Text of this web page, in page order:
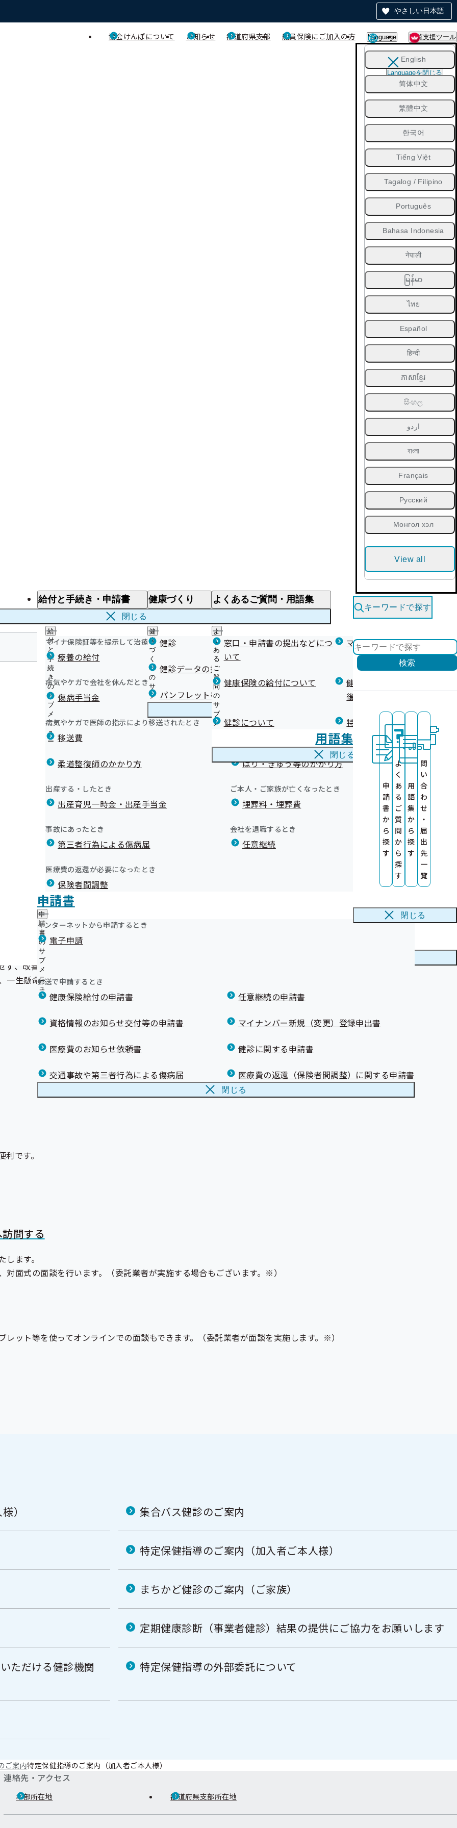
やさしい日本語
協会けんぽについて お知らせ 都道府県支部 船員保険にご加入の方 Language 閲覧支援ツール
English
简体中文
繁體中文
한국어
Tiếng Việt
Tagalog / Filipino
Português
Bahasa Indonesia
नेपाली
မြန်မာ
ไทย
Español
हिन्दी
ភាសាខ្មែរ
සිංහල
اردو
বাংলা
Français
Русский
Монгол хэл
View all
Languageを閉じる
給付と手続き・申請書
給付と手続き
給
付
と
手
続
き
の
サ
ブ
メ
ニ
ュ
ー
マイナ保険証等を提示して治療を受けるとき
療養の給付
医療費が高額になりそう・なったとき
限度額適用認定・高額療養費・高額介護合算
病気やケガで会社を休んだとき
傷病手当金
医療費の全額を負担したとき
病気やケガで医師の指示により移送されたとき
移送費
海外で急な病気にかかり治療を受けたとき
柔道整復師のかかり方 はり・きゅう等のかかり方
出産する・したとき
出産育児一時金・出産手当金
ご本人・ご家族が亡くなったとき
埋葬料・埋葬費
事故にあったとき
第三者行為による傷病届
会社を退職するとき
任意継続
医療費の返還が必要になったとき
保険者間調整
申請書
申
請
書
の
サ
ブ
メ
ニ
ュ
ー
インターネットから申請するとき
電子申請
郵送で申請するとき
健康保険給付の申請書 任意継続の申請書
資格情報のお知らせ交付等の申請書 マイナンバー新規（変更）登録申出書
医療費のお知らせ依頼書 健診に関する申請書
交通事故や第三者行為による傷病届 医療費の返還（保険者間調整）に関する申請書
閉じる
健康づくり
健
康
づ
く
り
の
サ
ブ
メ
ュ
健診 健診を受けた後の健康づくり
健診データの提供について 健康宣言（コラボヘルス）
パンフレット等（広報） 健康づくりコラム
よくあるご質問・用語集
よ
く
あ
る
ご
質
問
の
サ
ブ
メ
窓口・申請書の提出などにつ
いて
マイナ保険証等関連について
健康保険の給付について
健康保険任意継続制度（退職
後の健康保険）について
健診について 特定保健指導について
用語集
閉じる
閉じる
キーワードで探す
検索
申
請
書
か
ら
探
す
よ
く
あ
る
ご
質
問
か
ら
探
す
用
語
集
か
ら
探
す
問
い
合
わ
せ
・
届
出
先
一
覧
閉じる
岩手支部
岩手支部からのお知らせ
岩手支部の健診・保健指導のご案内
岩
の
生活習慣病予防健診のご案内（加入者ご本人様）
集合バス健診のご案内
特定健康診査のご案内（ご家族）
集団健診のご案内（ご家族）
まちかど健診のご案内（ご家族）
定期健康診断（事業者健診）結果の提供にご協力をお願いします
定期健康診断(事業者健診)結果データを作成いただける健診機関を募集
特定保健指導の外部委託について
健診実施機関一覧等
康
健康保険委員のページへようこそ
令和7年度健康保険委員オンライン研修会について
令和6年度健康保険委員表彰伝達式を開催しました
健康づくり
ます
【いわて健康経営宣言】インセンティブ付与事業にかかる事業者の公募
について
【いわて健康経営宣言】いわて健康経営宣言事業所専用サイト
重症化予防対策事業について
いわて健康経営アワード2024 受賞事業所が決定しました
重症化予防における健診事後の状況確認のお願い
重症化予防事業（未治療者に対する受診勧奨業務）の外部委託について
推定塩分摂取量測定のご案内
野菜摂取度測定器貸出事業のご案内
令和8年度 職場のヘルスアップサポート事業について！
岩手支部 第3期保健事業実施計画（データヘルス計画）
令和7年度 電話による「いわて健康経営宣言」新規登録勧奨業務の外部
委託について
こども健康教育事業について
身体の健康、お口から 歯科健診のお知らせ
第12回 協会けんぽ川柳コンクール作品募集！
岩手支部からのお知らせ（納入告知書同封リーフレット）
申請書等は電子申請または郵送で提出できます
協会けんぽ岩手支部公式LINE
インセンティブ（報奨金）制度について
任意継続健康保険の資格喪失通知書について
メールマガジン
統計情報
岩手支部について
所在地・連絡先
調達情報
採用情報
個人情報保護
地方自治体及び関係団体との連携協定
情報公開
評議会
事務処理誤り
リンク集
者ご本人様）
人様）
セットで受けましょう！
ドロームのリスクがあることがわかった方に、保健師・管理栄養士が生活習慣を見直すためのサポートをします。
、改善していくことが何よりも重要です。対象となった方は是非、健康サポートをご利用ください。
生懸命サポートさせていただきます。
です。
問する
ます。
面式の面談を行います。（委託業者が実施する場合もございます。※）
ット等を使ってオンラインでの面談もできます。（委託業者が面談を実施します。※）
） 集合バス健診のご案内
特定保健指導のご案内（加入者ご本人様）
まちかど健診のご案内（ご家族）
定期健康診断（事業者健診）結果の提供にご協力をお願いします
ただける健診機関
特定保健指導の外部委託について
ご案内特定保健指導のご案内（加入者ご本人様）
連絡先・アクセス
本部所在地 都道府県支部所在地